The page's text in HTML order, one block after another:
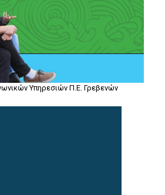
Υπηρεσιών Π.Ε. Γρεβενών